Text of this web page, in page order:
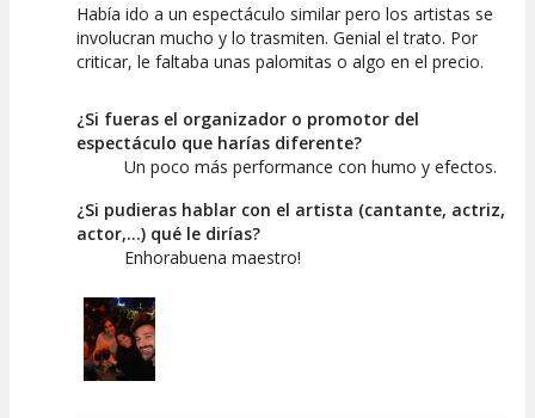
10
Calidad del
7.5
Puesta en
10
Interpretación
Había ido a un espectáculo similar pero los artistas se
involucran mucho y lo trasmiten. Genial el trato. Por
criticar, le faltaba unas palomitas o algo en el precio.
¿Si fueras el organizador o promotor del
espectáculo que harías diferente?
Un poco más performance con humo y efectos.
¿Si pudieras hablar con el artista (cantante, actriz,
actor,...) qué le dirías?
Enhorabuena maestro!